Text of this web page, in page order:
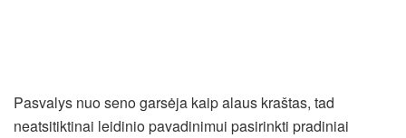
Pasvalys nuo seno garsėja kaip alaus kraštas, tad
neatsitiktinai leidinio pavadinimui pasirinkti pradiniai